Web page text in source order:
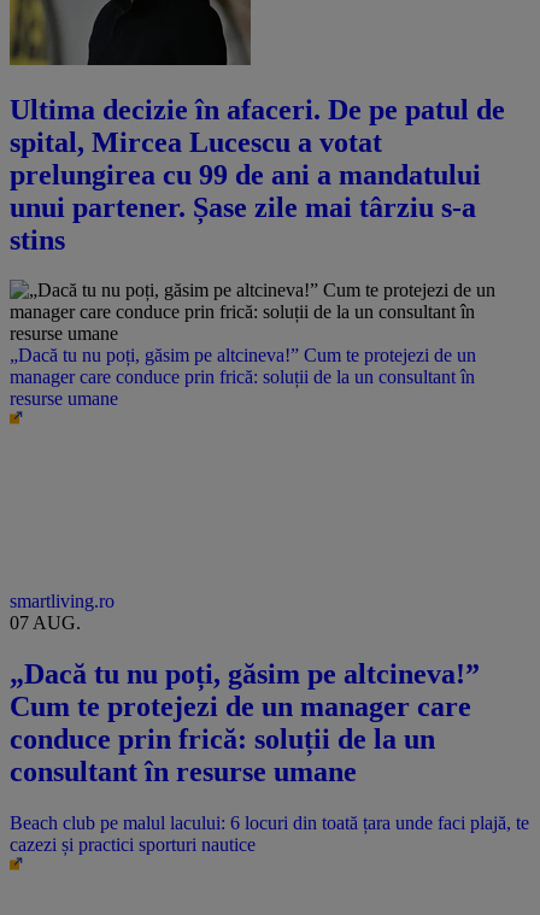
Ultima decizie în afaceri. De pe patul de
spital, Mircea Lucescu a votat
prelungirea cu 99 de ani a mandatului
unui partener. Șase zile mai târziu s-a
stins
„Dacă tu nu poți, găsim pe altcineva!” Cum te protejezi de un
manager care conduce prin frică: soluții de la un consultant în
resurse umane
smartliving.ro
07 AUG.
„Dacă tu nu poți, găsim pe altcineva!”
Cum te protejezi de un manager care
conduce prin frică: soluții de la un
consultant în resurse umane
Beach club pe malul lacului: 6 locuri din toată țara unde faci plajă, te
cazezi și practici sporturi nautice